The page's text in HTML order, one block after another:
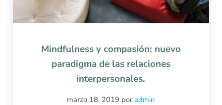
Mindfulness y compasión: nuevo
paradigma de las relaciones
interpersonales.
marzo 18, 2019 poradmin